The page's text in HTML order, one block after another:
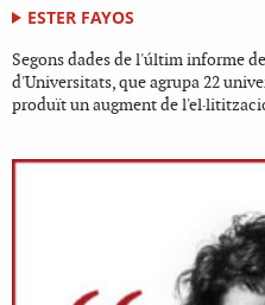
ESTER FAYOS
Segons dades de l'últim informe
d'Universitats, que agrupa 22
produït un augment de